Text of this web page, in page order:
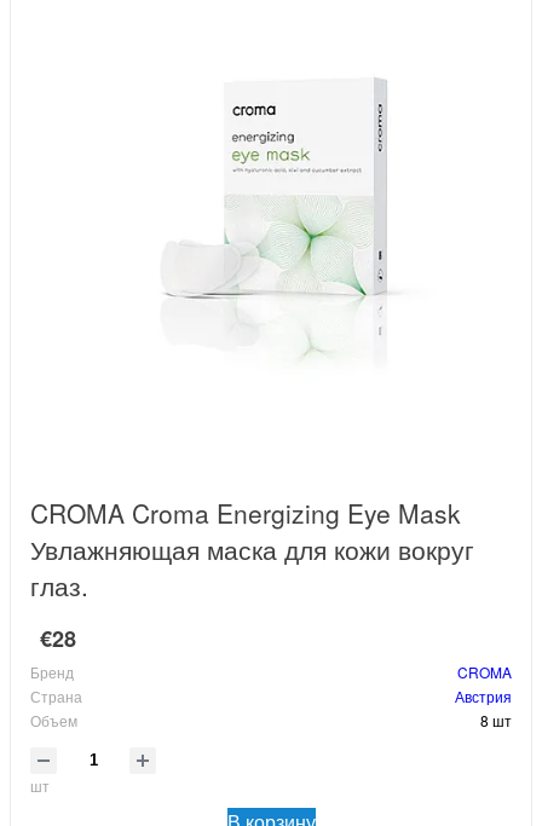
CROMA Croma Energizing Eye Mask
Увлажняющая маска для кожи вокруг
глаз.
€28
Бренд
CROMA
Страна
Австрия
Объем
8 шт
шт